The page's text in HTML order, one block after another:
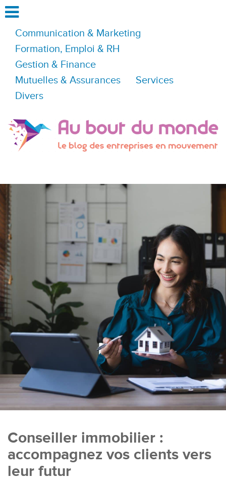
Communication & Marketing
Formation, Emploi & RH
Gestion & Finance
Mutuelles & Assurances
Services
Divers
Conseiller immobilier :
accompagnez vos clients vers
leur futur